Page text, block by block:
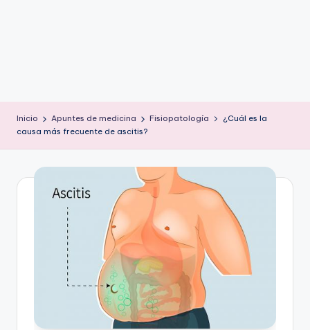
Inicio Apuntes de medicina Fisiopatología
¿Cuál es la
causa más frecuente de ascitis?